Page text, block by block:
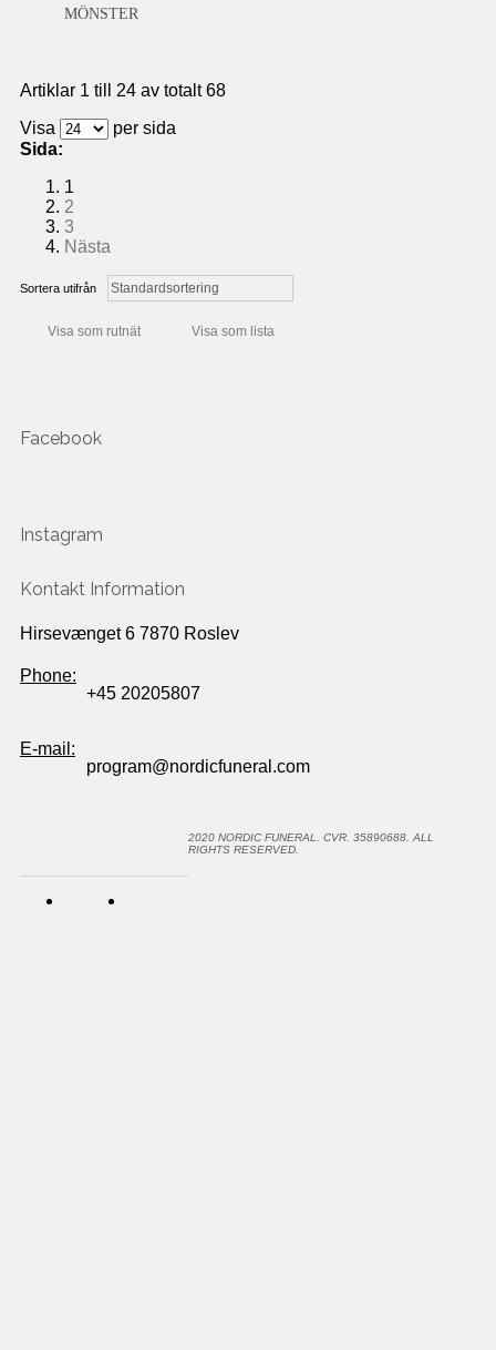
MÖNSTER
Artiklar 1 till 24 av totalt 68
Visa
per sida
Sida:
1
2
3
Nästa
Visa som rutnät Visa som lista
Sortera utifrån
Facebook
Instagram
Kontakt Information
Hirsevænget 6 7870 Roslev
Phone:
+45 20205807
E-mail:
program@nordicfuneral.com
2020 NORDIC FUNERAL. CVR. 35890688. ALL
RIGHTS RESERVED.